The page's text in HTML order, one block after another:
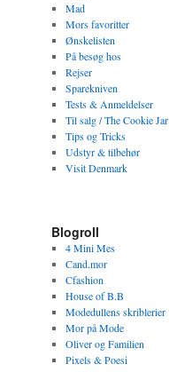
Mad
Mors favoritter
Ønskelisten
På besøg hos
Rejser
Sparekniven
Tests & Anmeldelser
Til salg / The Cookie Jar
Tips og Tricks
Udstyr & tilbehør
Visit Denmark
Blogroll
4 Mini Mes
Cand.mor
Cfashion
House of B.B
Modedullens skriblerier
Mor på Mode
Oliver og Familien
Pixels & Poesi